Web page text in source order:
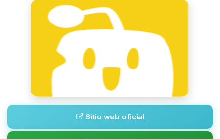
Sitio web oficial